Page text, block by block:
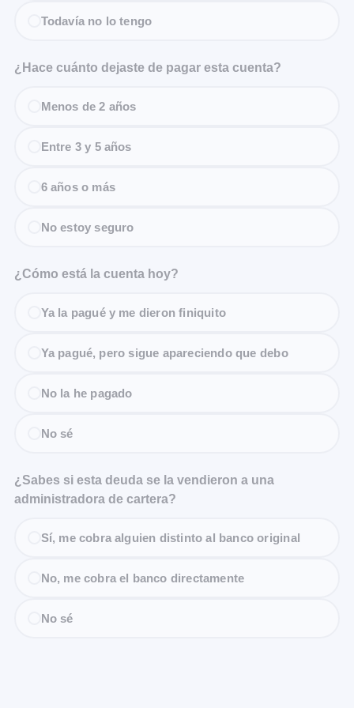
Todavía no lo tengo
¿Hace cuánto dejaste de pagar esta cuenta?
Menos de 2 años
Entre 3 y 5 años
6 años o más
No estoy seguro
¿Cómo está la cuenta hoy?
Ya la pagué y me dieron finiquito
Ya pagué, pero sigue apareciendo que debo
No la he pagado
No sé
¿Sabes si esta deuda se la vendieron a una
administradora de cartera?
Sí, me cobra alguien distinto al banco original
No, me cobra el banco directamente
No sé